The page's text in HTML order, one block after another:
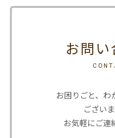
お問
お困りごと、わ
ござい
お気軽にご連